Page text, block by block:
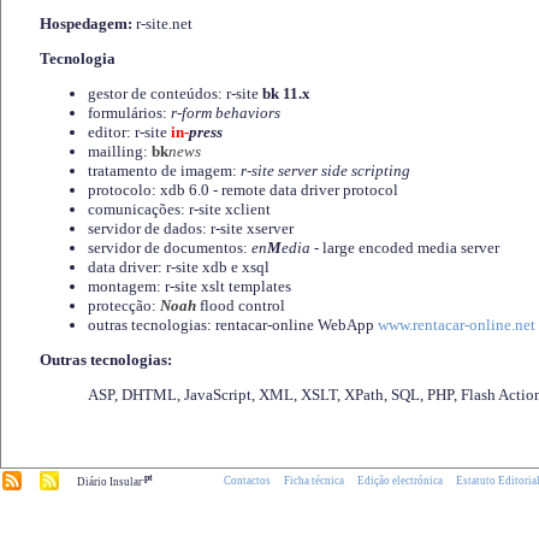
Hospedagem: r-site.net
Tecnologia
gestor de conteúdos: r-site bk 11.x
formulários: r-form behaviors
editor: r-site in-press
mailling: bknews
tratamento de imagem: r-site server side scripting
protocolo: xdb 6.0 - remote data driver protocol
comunicações: r-site xclient
servidor de dados: r-site xserver
servidor de documentos: enMedia - large encoded media server
data driver: r-site xdb e xsql
montagem: r-site xslt templates
protecção: Noah flood control
outras tecnologias: rentacar-online WebApp www.rentacar-online.net
Outras tecnologias:
ASP, DHTML, JavaScript, XML, XSLT, XPath, SQL, PHP, Flash
Diário Insular.pt Contactos Ficha técnica Edição electrónica Estatuto Editorial